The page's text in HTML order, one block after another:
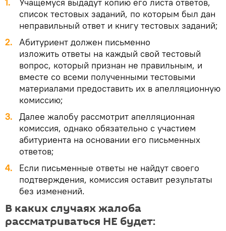
Учащемуся выдадут копию его листа ответов,
список тестовых заданий, по которым был дан
неправильный ответ и книгу тестовых заданий;
Абитуриент должен письменно
изложить ответы на каждый свой тестовый
вопрос, который признан не правильным, и
вместе со всеми полученными тестовыми
материалами предоставить их в апелляционную
комиссию;
Далее жалобу рассмотрит апелляционная
комиссия, однако обязательно с участием
абитуриента на основании его письменных
ответов;
Если письменные ответы не найдут своего
подтверждения, комиссия оставит результаты
без изменений.
В каких случаях жалоба
рассматриваться НЕ будет: